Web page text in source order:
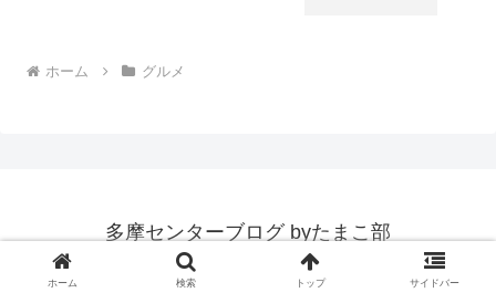
ホーム グルメ
多摩センターブログ byたまこ部
© 2015 多摩センターブログ byたまこ部.
ホーム 検索 トップ サイドバー